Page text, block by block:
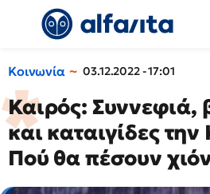
Κοινωνία 03.12.2022 - 17:01
Καιρός: Συννεφιά,
και καταιγίδες
Πού θα πέσουν